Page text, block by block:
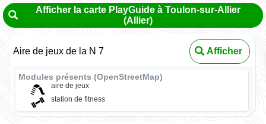
Afficher la carte PlayGuide à Toulon-sur-Allier
(Allier)
Aire de jeux de la N 7 Afficher
Modules présents (OpenStreetMap)
aire de jeux
station de fitness